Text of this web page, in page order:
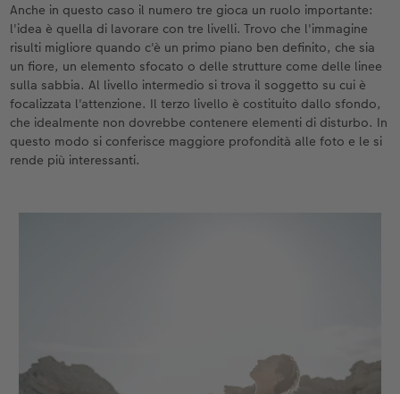
Anche in questo caso il numero tre gioca un ruolo importante:
l'idea è quella di lavorare con tre livelli. Trovo che l'immagine
risulti migliore quando c'è un primo piano ben definito, che sia
un fiore, un elemento sfocato o delle strutture come delle linee
sulla sabbia. Al livello intermedio si trova il soggetto su cui è
focalizzata l'attenzione. Il terzo livello è costituito dallo sfondo,
che idealmente non dovrebbe contenere elementi di disturbo. In
questo modo si conferisce maggiore profondità alle foto e le si
rende più interessanti.